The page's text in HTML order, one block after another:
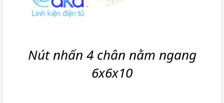
Nút nhấn 4 chân nằm ngang
6x6x10